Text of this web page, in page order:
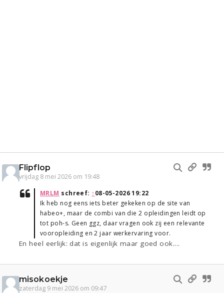
Flipflop
vrijdag 8 mei 2026 om 19:48
MRLM schreef: ↑08-05-2026 19:22
Ik heb nog eens iets beter gekeken op de site van
habeo+, maar de combi van die 2 opleidingen leidt op
tot poh-s. Geen ggz, daar vragen ook zij een relevante
vooropleiding en 2 jaar werkervaring voor.
En heel eerlijk: dat is eigenlijk maar goed ook....
misokoekje
zaterdag 9 mei 2026 om 09:47